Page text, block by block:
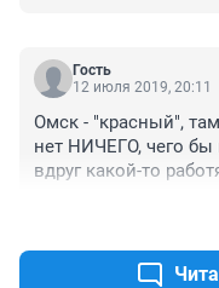
Гость
12 июля 2019, 20:11
Омск - "красный",
нет НИЧЕГО, чего бы
вдруг какой-то